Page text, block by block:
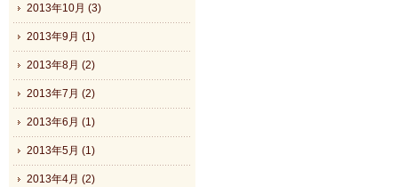
2013年10月 (3)
2013年9月 (1)
2013年8月 (2)
2013年7月 (2)
2013年6月 (1)
2013年5月 (1)
2013年4月 (2)